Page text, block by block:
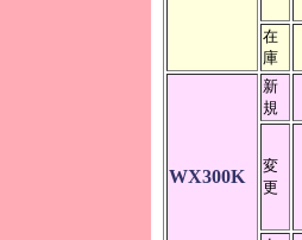
在
庫
WX300K
新
規
変
更